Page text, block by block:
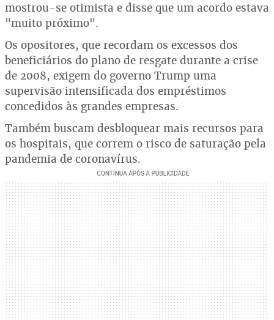
mostrou-se otimista e disse que um acordo estava
"muito próximo".
Os opositores, que recordam os excessos dos
beneficiários do plano de resgate durante a crise
de 2008, exigem do governo Trump uma
supervisão intensificada dos empréstimos
concedidos às grandes empresas.
Também buscam desbloquear mais recursos para
os hospitais, que correm o risco de saturação pela
pandemia de coronavírus.